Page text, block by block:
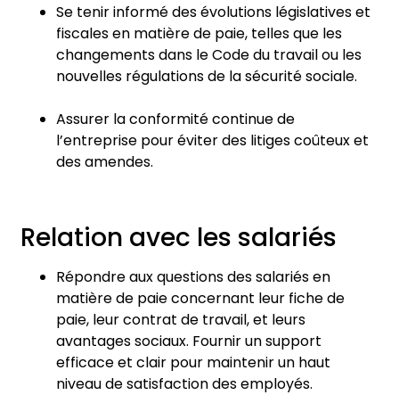
Se tenir informé des évolutions législatives et
fiscales en matière de paie, telles que les
changements dans le Code du travail ou les
nouvelles régulations de la sécurité sociale.
Assurer la conformité continue de
l’entreprise pour éviter des litiges coûteux et
des amendes.
Relation avec les salariés
Répondre aux questions des salariés en
matière de paie concernant leur fiche de
paie, leur contrat de travail, et leurs
avantages sociaux. Fournir un support
efficace et clair pour maintenir un haut
niveau de satisfaction des employés.